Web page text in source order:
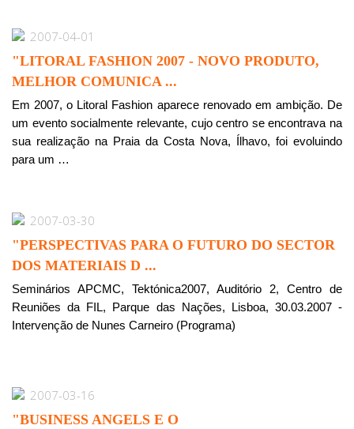
2007-04-01
"LITORAL FASHION 2007 - NOVO PRODUTO,
MELHOR COMUNICA ...
Em 2007, o Litoral Fashion aparece renovado em ambição. De
um evento socialmente relevante, cujo centro se encontrava na
sua realização na Praia da Costa Nova, Ílhavo, foi evoluindo
para um …
2007-03-30
"PERSPECTIVAS PARA O FUTURO DO SECTOR
DOS MATERIAIS D ...
Seminários APCMC, Tektónica2007, Auditório 2, Centro de
Reuniões da FIL, Parque das Nações, Lisboa, 30.03.2007 -
Intervenção de Nunes Carneiro (Programa)
2007-03-16
"BUSINESS ANGELS E O